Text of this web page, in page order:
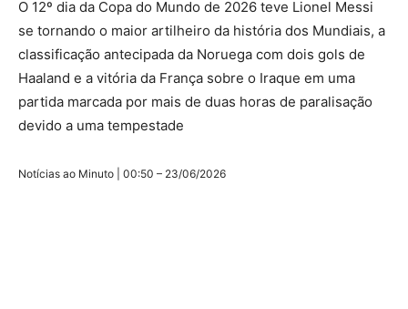
O 12º dia da Copa do Mundo de 2026 teve Lionel Messi
se tornando o maior artilheiro da história dos Mundiais, a
classificação antecipada da Noruega com dois gols de
Haaland e a vitória da França sobre o Iraque em uma
partida marcada por mais de duas horas de paralisação
devido a uma tempestade
Notícias ao Minuto | 00:50 – 23/06/2026